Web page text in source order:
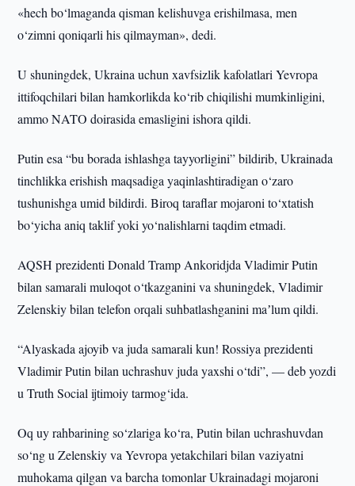
«hech bo‘lmaganda qisman kelishuvga erishilmasa, men
o‘zimni qoniqarli his qilmayman», dedi.
U shuningdek, Ukraina uchun xavfsizlik kafolatlari Yevropa
ittifoqchilari bilan hamkorlikda ko‘rib chiqilishi mumkinligini,
ammo NATO doirasida emasligini ishora qildi.
Putin esa “bu borada ishlashga tayyorligini” bildirib, Ukrainada
tinchlikka erishish maqsadiga yaqinlashtiradigan o‘zaro
tushunishga umid bildirdi. Biroq taraflar mojaroni to‘xtatish
bo‘yicha aniq taklif yoki yo‘nalishlarni taqdim etmadi.
AQSH prezidenti Donald Tramp Ankoridjda Vladimir Putin
bilan samarali muloqot o‘tkazganini va shuningdek, Vladimir
Zelenskiy bilan telefon orqali suhbatlashganini maʼlum qildi.
“Alyaskada ajoyib va juda samarali kun! Rossiya prezidenti
Vladimir Putin bilan uchrashuv juda yaxshi o‘tdi”, — deb yozdi
u Truth Social ijtimoiy tarmog‘ida.
Oq uy rahbarining so‘zlariga ko‘ra, Putin bilan uchrashuvdan
so‘ng u Zelenskiy va Yevropa yetakchilari bilan vaziyatni
muhokama qilgan va barcha tomonlar Ukrainadagi mojaroni